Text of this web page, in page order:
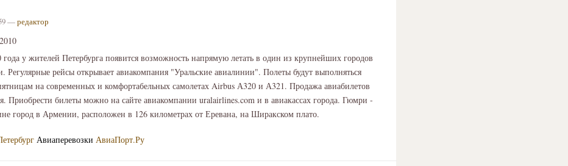
—редактор
года у жителей Петербурга появится возможность напрямую летать в один из крупнейших городов
рейсы открывает авиакомпания "Уральские авиалинии". Полеты будут выполняться
на современных и комфортабельных самолетах Airbus А320 и А321. Продажа авиабилетов
Приобрести билеты можно на сайте авиакомпании uralairlines.com и в авиакассах города. Гюмри -
город в Армении, расположен в 126 километрах от Еревана, на Ширакском плато.
Авиаперевозки АвиаПорт.Ру